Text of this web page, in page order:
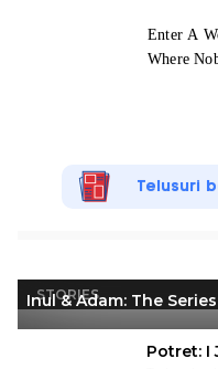
Telusuri